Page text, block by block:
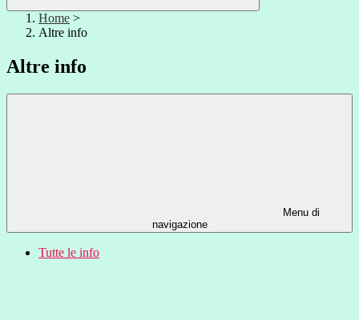
Home >
Altre info
Altre info
Menu di
navigazione
Tutte le info